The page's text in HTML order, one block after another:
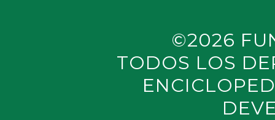
©2026
TODOS LOS